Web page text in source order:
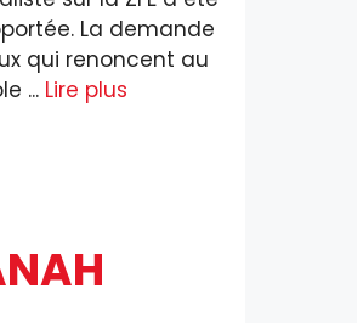
La demande
qui renoncent au
... Lire plus